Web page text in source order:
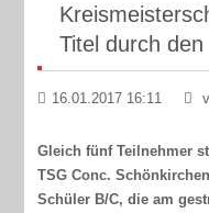
Titel durch
16.01.2017 16:11
Gleich fünf Teilnehmer
TSG Conc.
Schüler B/C, die am